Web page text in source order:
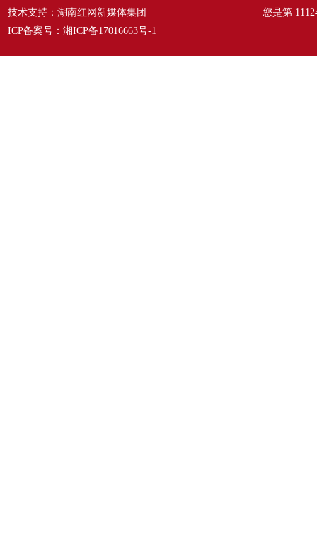
技术支持：湖南红网新媒体集团
ICP备案号： 湘ICP备17016663号-1
您是第